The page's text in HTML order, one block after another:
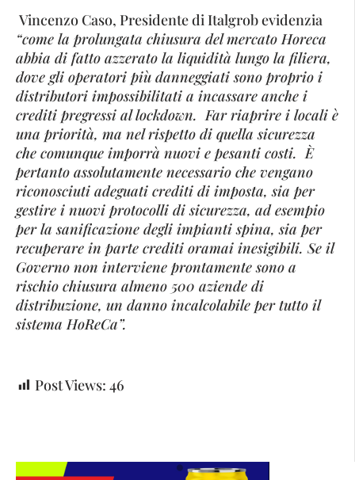
Vincenzo Caso, Presidente di Italgrob evidenzia
“come la prolungata chiusura del mercato Horeca
abbia di fatto azzerato la liquidità lungo la filiera,
dove gli operatori più danneggiati sono proprio i
distributori impossibilitati a incassare anche i
crediti pregressi al lockdown. Far riaprire i locali è
una priorità, ma nel rispetto di quella sicurezza
che comunque imporrà nuovi e pesanti costi. È
pertanto assolutamente necessario che vengano
riconosciuti adeguati crediti di imposta, sia per
gestire i nuovi protocolli di sicurezza, ad esempio
per la sanificazione degli impianti spina, sia per
recuperare in parte crediti oramai inesigibili. Se il
Governo non interviene prontamente sono a
rischio chiusura almeno 500 aziende di
distribuzione, un danno incalcolabile per tutto il
sistema HoReCa”.
Post Views: 46